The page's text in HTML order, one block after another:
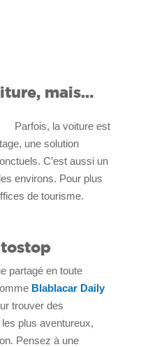
mais…
Parfois, la voiture est
une solution
C’est aussi un
environs. Pour plus
de tourisme.
partagé en toute
Blablacar Daily
trouver des
plus aventureux,
Pensez à une